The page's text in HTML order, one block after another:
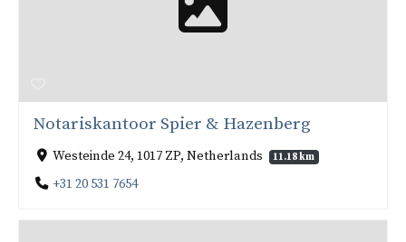
Notariskantoor Spier & Hazenberg
Westeinde 24, 1017 ZP, Netherlands 11.18 km
+31 20 531 7654